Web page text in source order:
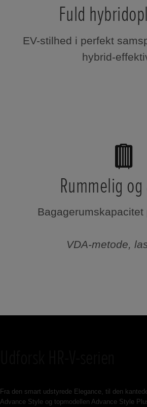
Fuld
EV-stilhed i perfekt
hybrid-
Rummelig
VDA-metode,
Fra den smart udstyrede Elegance, til den
Advance Style og topmodellen Advance Style